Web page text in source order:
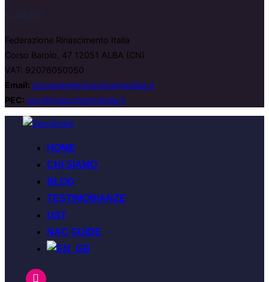
Federazione Rinascimento Italia
Corso Barolo, 47 12051 ALBA (CN)
VAT: 92076050050
Email: zerospike@rinascimentoitalia.it
PEC: pec@rinascimentoitalia.it
Salta
contenuto
HOME
CHI SIAMO
BLOG
TESTIMONIANZE
UST
NAC GUIDE